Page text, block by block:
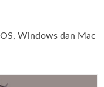
Windows dan Mac